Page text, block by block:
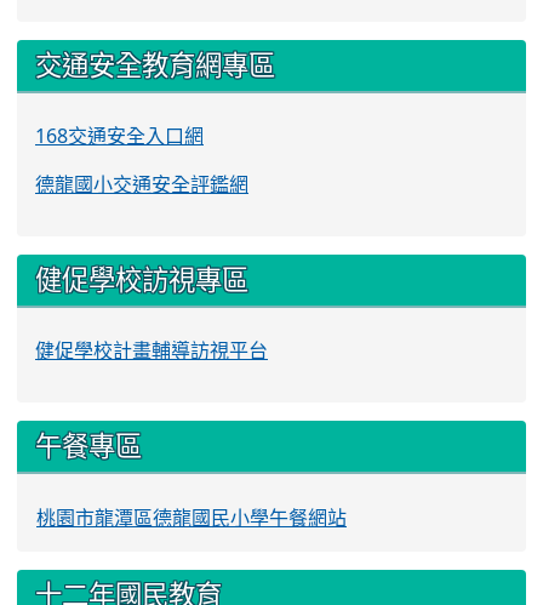
交通安全教育網專區
168交通安全入口網
德龍國小交通安全評鑑網
健促學校訪視專區
健促學校計畫輔導訪視平台
午餐專區
桃園市龍潭區德龍國民小學午餐網站
十二年國民教育